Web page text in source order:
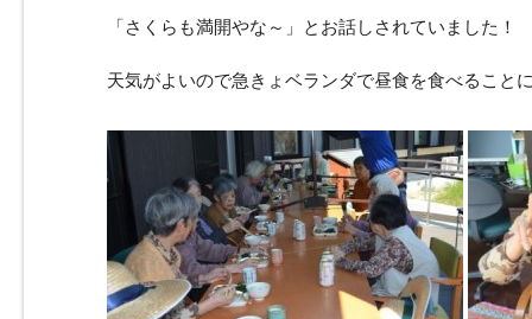
「さくらも満開やな～」とお話しされていました！
天気がよいので急きょベランダで昼食を食べること